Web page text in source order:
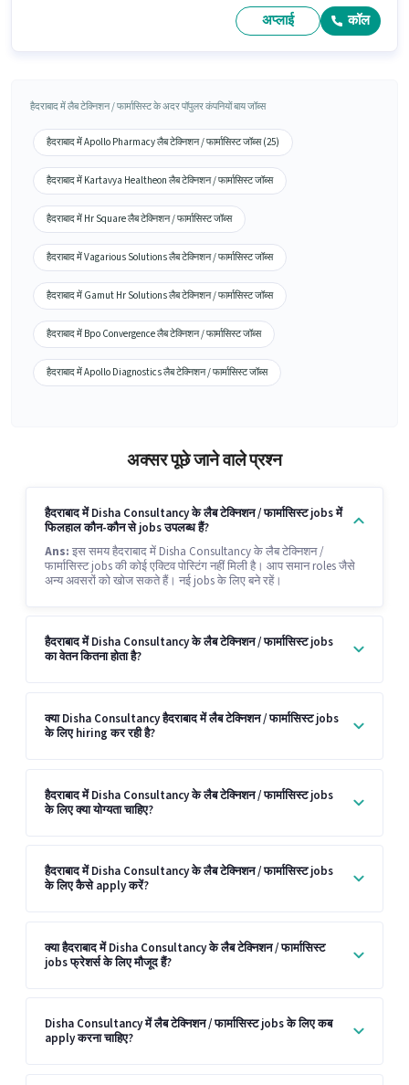
अप्लाई कॉल
हैदराबाद में लैब टेक्निशन / फार्मासिस्ट के अदर पॉपुलर कंपनियों बाय जॉब्स
हैदराबाद में Apollo Pharmacy लैब टेक्निशन / फार्मासिस्ट जॉब्स (25)
हैदराबाद में Kartavya Healtheon लैब टेक्निशन / फार्मासिस्ट जॉब्स
हैदराबाद में Hr Square लैब टेक्निशन / फार्मासिस्ट जॉब्स
हैदराबाद में Vagarious Solutions लैब टेक्निशन / फार्मासिस्ट जॉब्स
हैदराबाद में Gamut Hr Solutions लैब टेक्निशन / फार्मासिस्ट जॉब्स
हैदराबाद में Bpo Convergence लैब टेक्निशन / फार्मासिस्ट जॉब्स
हैदराबाद में Apollo Diagnostics लैब टेक्निशन / फार्मासिस्ट जॉब्स
अक्सर पूछे जाने वाले प्रश्न
हैदराबाद में Disha Consultancy के लैब टेक्निशन / फार्मासिस्ट jobs में
फिलहाल कौन-कौन से jobs उपलब्ध हैं?
Ans: इस समय हैदराबाद में Disha Consultancy के लैब टेक्निशन /
फार्मासिस्ट jobs की कोई एक्टिव पोस्टिंग नहीं मिली है। आप समान roles जैसे
अन्य अवसरों को खोज सकते हैं। नई jobs के लिए बने रहें।
हैदराबाद में Disha Consultancy के लैब टेक्निशन / फार्मासिस्ट jobs
का वेतन कितना होता है?
क्या Disha Consultancy हैदराबाद में लैब टेक्निशन / फार्मासिस्ट jobs
के लिए hiring कर रही है?
हैदराबाद में Disha Consultancy के लैब टेक्निशन / फार्मासिस्ट jobs
के लिए क्या योग्यता चाहिए?
हैदराबाद में Disha Consultancy के लैब टेक्निशन / फार्मासिस्ट jobs
के लिए कैसे apply करें?
क्या हैदराबाद में Disha Consultancy के लैब टेक्निशन / फार्मासिस्ट
jobs फ्रेशर्स के लिए मौजूद हैं?
Disha Consultancy में लैब टेक्निशन / फार्मासिस्ट jobs के लिए कब
apply करना चाहिए?